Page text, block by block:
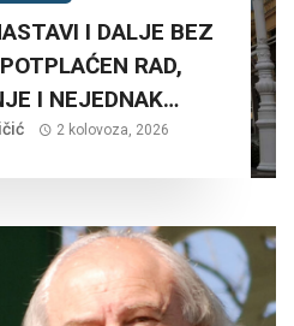
I DALJE BEZ
RAD,
I NEJEDNAK
2 kolovoza, 2026